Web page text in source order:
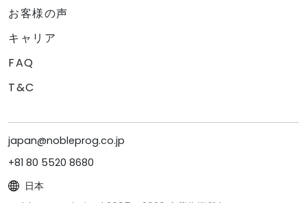
お客様の声
キャリア
FAQ
T&C
japan@nobleprog.co.jp
+81 80 5520 8680
日本